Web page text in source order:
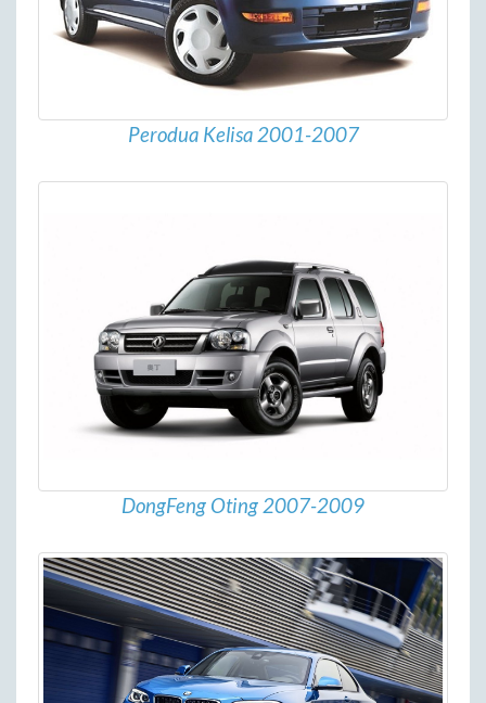
Perodua Kelisa 2001-2007
DongFeng Oting 2007-2009